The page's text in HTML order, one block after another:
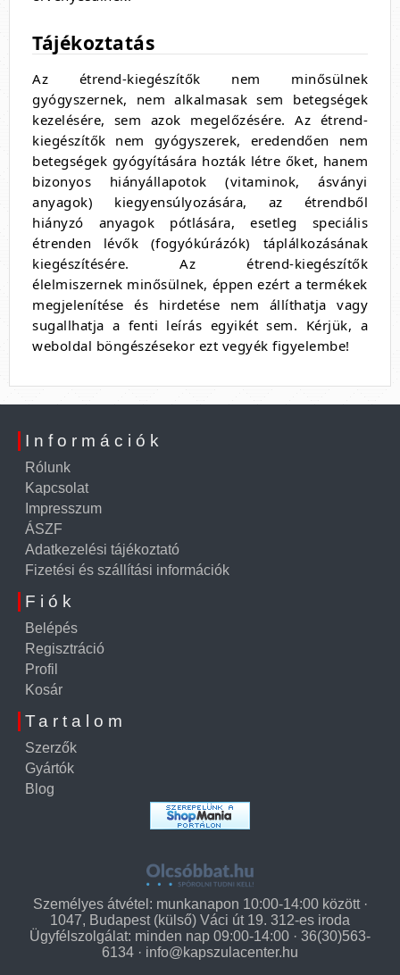
Tájékoztatás
Az étrend-kiegészítők nem minősülnek
gyógyszernek, nem alkalmasak sem betegségek
kezelésére, sem azok megelőzésére. Az étrend-
kiegészítők nem gyógyszerek, eredendően nem
betegségek gyógyítására hozták létre őket, hanem
bizonyos hiányállapotok (vitaminok, ásványi
anyagok) kiegyensúlyozására, az étrendből
hiányzó anyagok pótlására, esetleg speciális
étrenden lévők (fogyókúrázók) táplálkozásának
kiegészítésére. Az étrend-kiegészítők
élelmiszernek minősülnek, éppen ezért a termékek
megjelenítése és hirdetése nem állíthatja vagy
sugallhatja a fenti leírás egyikét sem. Kérjük, a
weboldal böngészésekor ezt vegyék figyelembe!
Információk
Rólunk
Kapcsolat
Impresszum
ÁSZF
Adatkezelési tájékoztató
Fizetési és szállítási információk
Fiók
Belépés
Regisztráció
Profil
Kosár
Tartalom
Szerzők
Gyártók
Blog
Személyes átvétel: munkanapon 10:00-14:00 között ·
1047, Budapest (külső) Váci út 19. 312-es iroda
Ügyfélszolgálat: minden nap 09:00-14:00 · 36(30)563-
6134 · info@kapszulacenter.hu